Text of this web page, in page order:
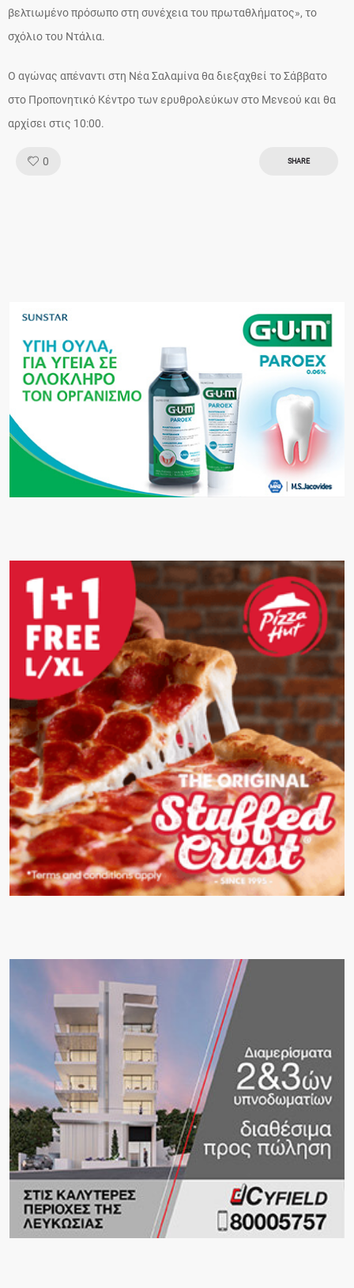
βελτιωμένο πρόσωπο στη συνέχεια του πρωταθλήματος», το
σχόλιο του Ντάλια.
Ο αγώνας απέναντι στη Νέα Σαλαμίνα θα διεξαχθεί το Σάββατο
στο Προπονητικό Κέντρο των ερυθρολεύκων στο Μενεού και θα
αρχίσει στις 10:00.
0 SHARE